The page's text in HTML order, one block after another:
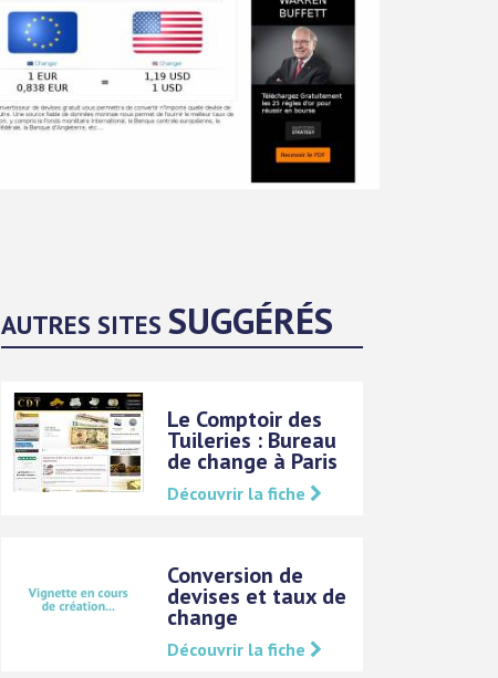
AUTRES SITESSUGGÉRÉS
Le Comptoir des
Tuileries : Bureau
de change à Paris
Découvrir la fiche
Conversion de
devises et taux de
change
Découvrir la fiche